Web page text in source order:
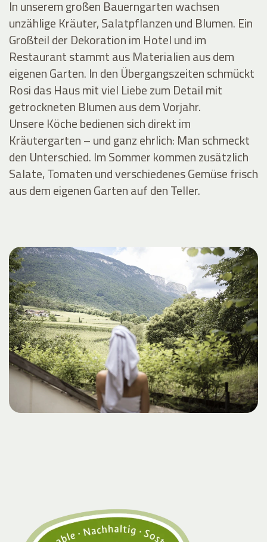
In unserem großen Bauerngarten wachsen
unzählige Kräuter, Salatpflanzen und Blumen. Ein
Großteil der Dekoration im Hotel und im
Restaurant stammt aus Materialien aus dem
eigenen Garten. In den Übergangszeiten schmückt
Rosi das Haus mit viel Liebe zum Detail mit
getrockneten Blumen aus dem Vorjahr.
Unsere Köche bedienen sich direkt im
Kräutergarten – und ganz ehrlich: Man schmeckt
den Unterschied. Im Sommer kommen zusätzlich
Salate, Tomaten und verschiedenes Gemüse frisch
aus dem eigenen Garten auf den Teller.